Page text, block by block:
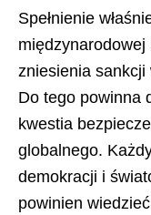
Spełnienie
międzynarodowej
zniesienia
Do tego powinna
kwestia
globalnego.
demokracji i
powinien